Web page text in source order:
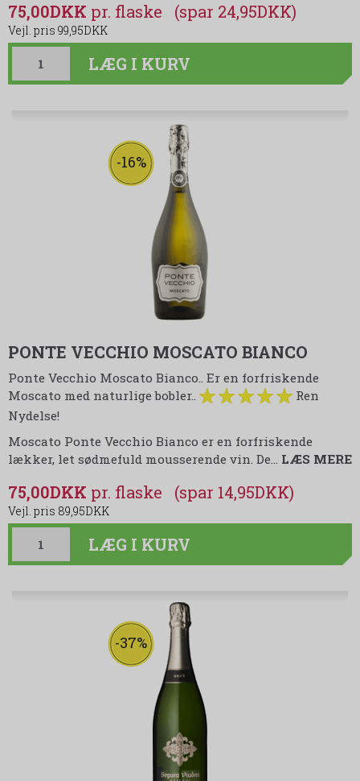
75,00DKK
99,95DKK
(spar 24,95DKK)
LÆG I KURV
-16%
PONTE VECCHIO MOSCATO BIANCO
Ponte Vecchio Moscato Bianco.. Er en forfriskende
Moscato med naturlige bobler..
Ren
Nydelse!
Moscato Ponte Vecchio Bianco er en forfriskende
lækker, let sødmefuld mousserende vin. De
LÆS MERE
75,00DKK
89,95DKK
(spar 14,95DKK)
LÆG I KURV
-37%